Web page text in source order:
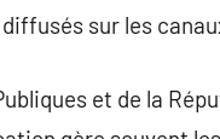
sur les
et de la